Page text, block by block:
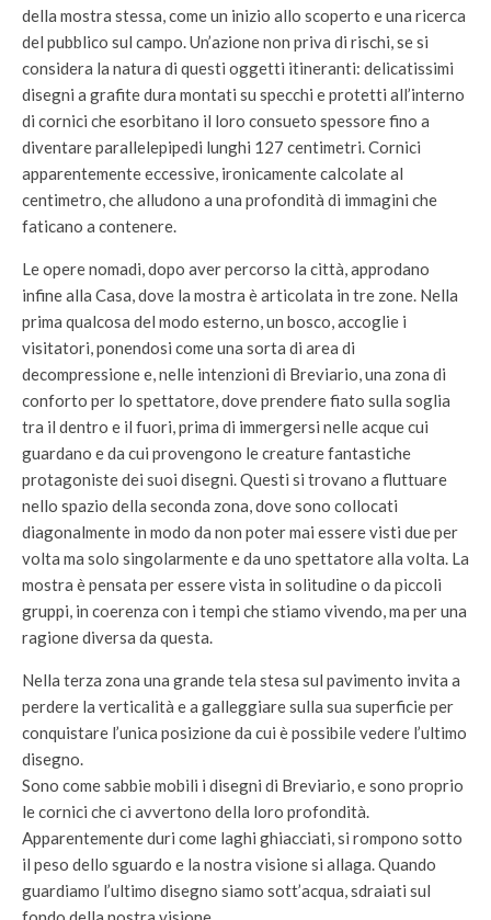
della mostra stessa, come un inizio allo scoperto e una ricerca
del pubblico sul campo. Un’azione non priva di rischi, se si
considera la natura di questi oggetti itineranti: delicatissimi
disegni a grafite dura montati su specchi e protetti all’interno
di cornici che esorbitano il loro consueto spessore fino a
diventare parallelepipedi lunghi 127 centimetri. Cornici
apparentemente eccessive, ironicamente calcolate al
centimetro, che alludono a una profondità di immagini che
faticano a contenere.
Le opere nomadi, dopo aver percorso la città, approdano
infine alla Casa, dove la mostra è articolata in tre zone. Nella
prima qualcosa del modo esterno, un bosco, accoglie i
visitatori, ponendosi come una sorta di area di
decompressione e, nelle intenzioni di Breviario, una zona di
conforto per lo spettatore, dove prendere fiato sulla soglia
tra il dentro e il fuori, prima di immergersi nelle acque cui
guardano e da cui provengono le creature fantastiche
protagoniste dei suoi disegni. Questi si trovano a fluttuare
nello spazio della seconda zona, dove sono collocati
diagonalmente in modo da non poter mai essere visti due per
volta ma solo singolarmente e da uno spettatore alla volta. La
mostra è pensata per essere vista in solitudine o da piccoli
gruppi, in coerenza con i tempi che stiamo vivendo, ma per una
ragione diversa da questa.
Nella terza zona una grande tela stesa sul pavimento invita a
perdere la verticalità e a galleggiare sulla sua superficie per
conquistare l’unica posizione da cui è possibile vedere l’ultimo
disegno.
Sono come sabbie mobili i disegni di Breviario, e sono proprio
le cornici che ci avvertono della loro profondità.
Apparentemente duri come laghi ghiacciati, si rompono sotto
il peso dello sguardo e la nostra visione si allaga. Quando
guardiamo l’ultimo disegno siamo sott’acqua, sdraiati sul